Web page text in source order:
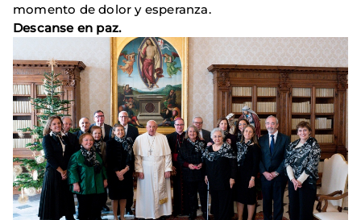
momento de dolor y esperanza.
Descanse en paz.